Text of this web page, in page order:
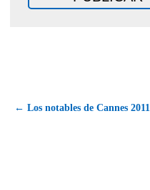
← Los notables de Cannes 2011